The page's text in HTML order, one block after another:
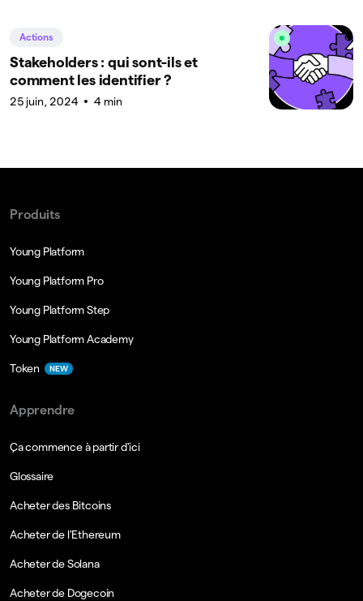
Actions
Stakeholders : qui sont-ils et
comment les identifier ?
25 juin, 2024 4 min
Produits
Young Platform
Young Platform Pro
Young Platform Step
Young Platform Academy
Token NEW
Apprendre
Ça commence à partir d'ici
Glossaire
Acheter des Bitcoins
Acheter de l'Ethereum
Acheter de Solana
Acheter de Dogecoin